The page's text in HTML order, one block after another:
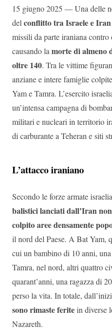
15 giugno 2025 — Una delle
delconflitto tra Israele e Iran
missili da parte iraniana
causando lamorte di almeno
oltre 140. Tra le vittime
anziane e intere famiglie
Yam e Tamra. L’esercito
un’intensa campagna di
militari e nucleari in territorio
di carburante a Teheran e siti
L’attacco iraniano
Secondo le forze armate
balistici lanciati dall’Iran
colpito aree densamente
il nord del Paese. A Bat Yam,
cui un bambino di 10 anni,
Tamra, nel nord, altri quattro
quarant’anni, una ragazza di
perso la vita. In totale,
sono rimaste feritein diverse
Nazareth.